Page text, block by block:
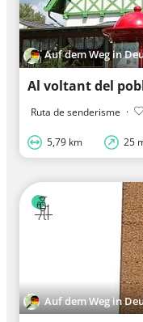
Auf dem Weg in
Al voltant del
Ruta de senderisme ·
5,79 km 25
Auf dem Weg in